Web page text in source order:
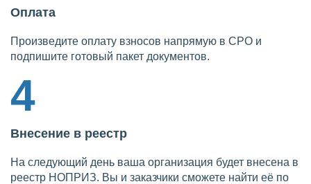
Оплата
Произведите оплату взносов напрямую в СРО и
подпишите готовый пакет документов.
4
Внесение в реестр
На следующий день ваша организация будет внесена в
реестр НОПРИЗ. Вы и заказчики сможете найти её по